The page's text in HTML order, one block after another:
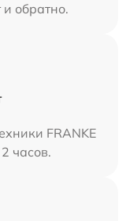
обратно.
FRANKE
часов.